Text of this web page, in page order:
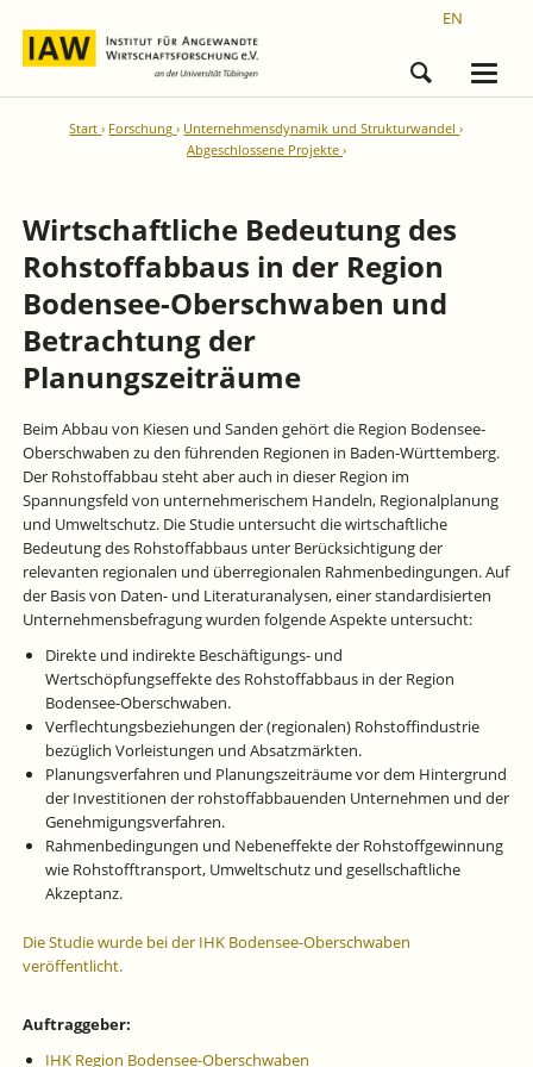
EN
Start Forschung
Unternehmensdynamik und Strukturwandel
Abgeschlossene Projekte
Wirtschaftliche Bedeutung des
Rohstoffabbaus in der Region
Bodensee-Oberschwaben und
Betrachtung der
Planungszeiträume
Beim Abbau von Kiesen und Sanden gehört die Region Bodensee-
Oberschwaben zu den führenden Regionen in Baden-Württemberg.
Der Rohstoffabbau steht aber auch in dieser Region im
Spannungsfeld von unternehmerischem Handeln, Regionalplanung
und Umweltschutz. Die Studie untersucht die wirtschaftliche
Bedeutung des Rohstoffabbaus unter Berücksichtigung der
relevanten regionalen und überregionalen Rahmenbedingungen. Auf
der Basis von Daten- und Literaturanalysen, einer standardisierten
Unternehmensbefragung wurden folgende Aspekte untersucht:
Direkte und indirekte Beschäftigungs- und
Wertschöpfungseffekte des Rohstoffabbaus in der Region
Bodensee-Oberschwaben.
Verflechtungsbeziehungen der (regionalen) Rohstoffindustrie
bezüglich Vorleistungen und Absatzmärkten.
Planungsverfahren und Planungszeiträume vor dem Hintergrund
der Investitionen der rohstoffabbauenden Unternehmen und der
Genehmigungsverfahren.
Rahmenbedingungen und Nebeneffekte der Rohstoffgewinnung
wie Rohstofftransport, Umweltschutz und gesellschaftliche
Akzeptanz.
Die Studie wurde bei der IHK Bodensee-Oberschwaben
veröffentlicht.
Auftraggeber:
IHK Region Bodensee-Oberschwaben